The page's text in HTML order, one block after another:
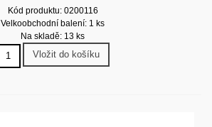
Kód produktu: 0200116
Velkoobchodní balení: 1 ks
Na skladě: 13 ks
Vložit do košíku